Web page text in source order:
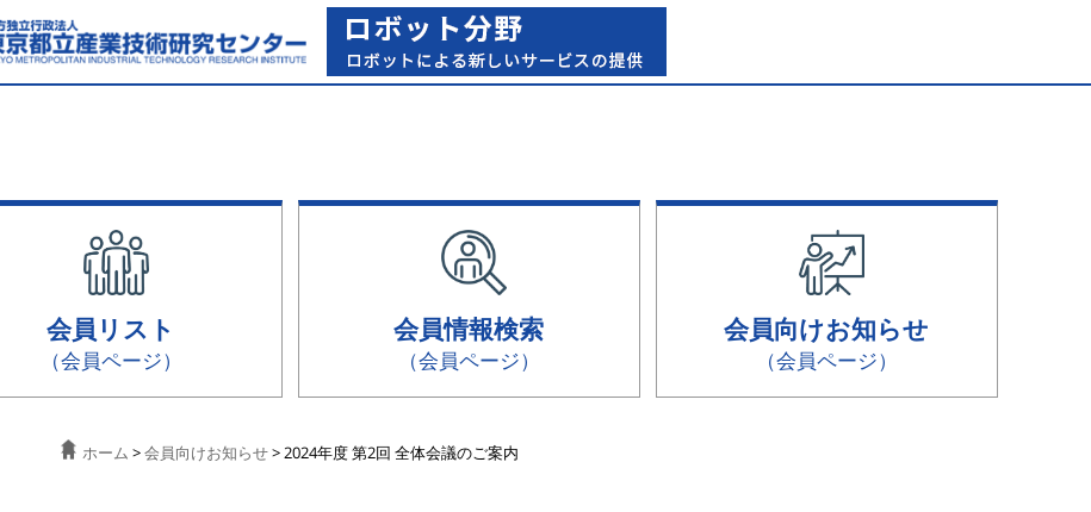
会員リスト
（会員ページ）
会員情報検索
（会員ページ）
会員向けお知らせ
（会員ページ）
ホーム >会員向けお知らせ> 2024年度 第2回 全体会議のご案内